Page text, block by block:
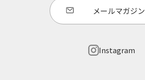
メールマガジン
Instagram